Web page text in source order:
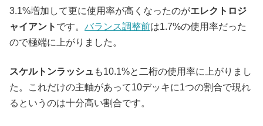
3.1%増加して更に使用率が高くなったのがエレクトロジ
ャイアント です。 バランス調整前は1.7%の使用率だった
ので極端に上がりました。
スケルトンラッシュ も10.1%と二桁の使用率に上がりまし
た。これだけの主軸があって10デッキに1つの割合で現れ
るというのは十分高い割合です。